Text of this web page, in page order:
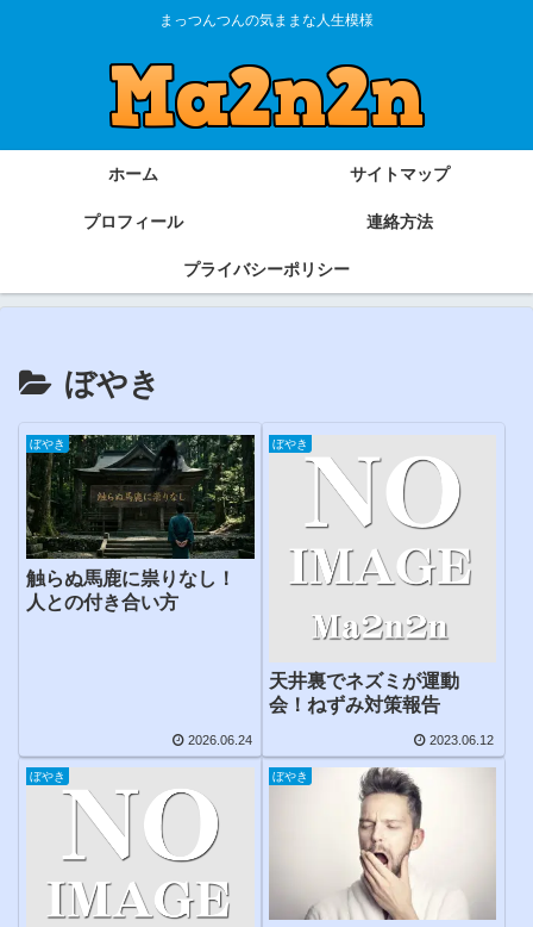
まっつんつんの気ままな人生模様
ホーム サイトマップ
プロフィール 連絡方法
プライバシーポリシー
ぼやき
ぼやき
触らぬ馬鹿に祟りなし！
人との付き合い方
2026.06.24
ぼやき
天井裏でネズミが運動
会！ねずみ対策報告
2023.06.12
ぼやき ぼやき